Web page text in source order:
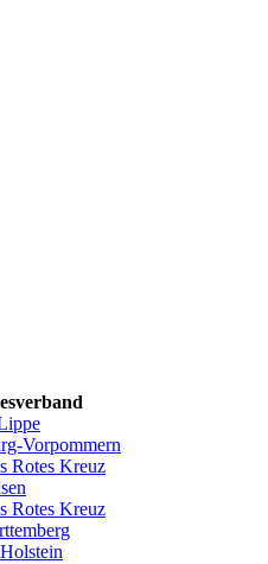
Vorpommern
Rotes Kreuz
Rotes Kreuz